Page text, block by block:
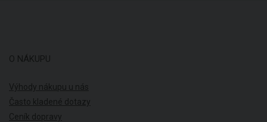
O NÁKUPU
Výhody nákupu u nás
Často kladené dotazy
Ceník dopravy